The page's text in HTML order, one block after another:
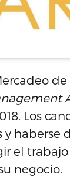
de
Los
haberse
el
negocio.